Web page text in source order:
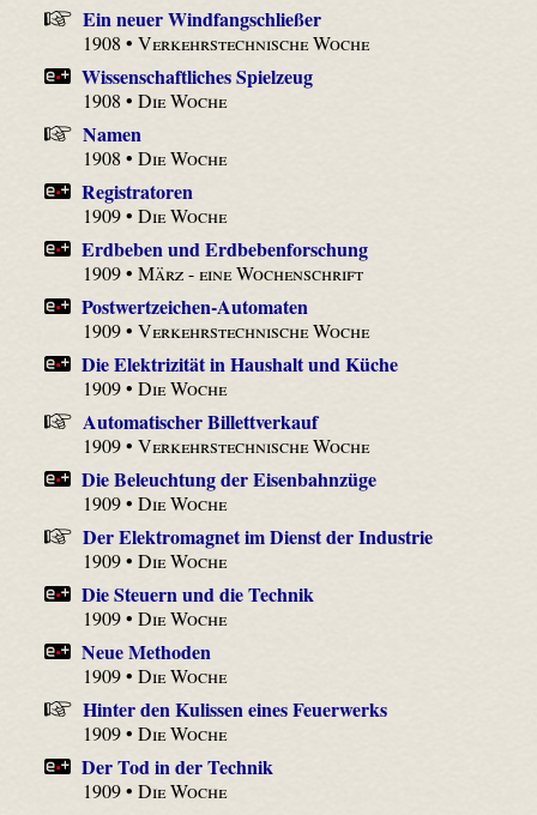
Ein neuer Windfangschließer
1908 •Verkehrstechnische Woche
Wissenschaftliches Spielzeug
1908 •Die Woche
Namen
1908 •Die Woche
Registratoren
1909 •Die Woche
Erdbeben und Erdbebenforschung
1909 •März - eine Wochenschrift
Postwertzeichen-Automaten
1909 •Verkehrstechnische Woche
Die Elektrizität in Haushalt und Küche
1909 •Die Woche
Automatischer Billettverkauf
1909 •Verkehrstechnische Woche
Die Beleuchtung der Eisenbahnzüge
1909 •Die Woche
Der Elektromagnet im Dienst der Industrie
1909 •Die Woche
Die Steuern und die Technik
1909 •Die Woche
Neue Methoden
1909 •Die Woche
Hinter den Kulissen eines Feuerwerks
1909 •Die Woche
Der Tod in der Technik
1909 •Die Woche